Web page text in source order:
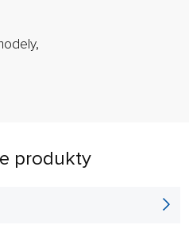
produkty